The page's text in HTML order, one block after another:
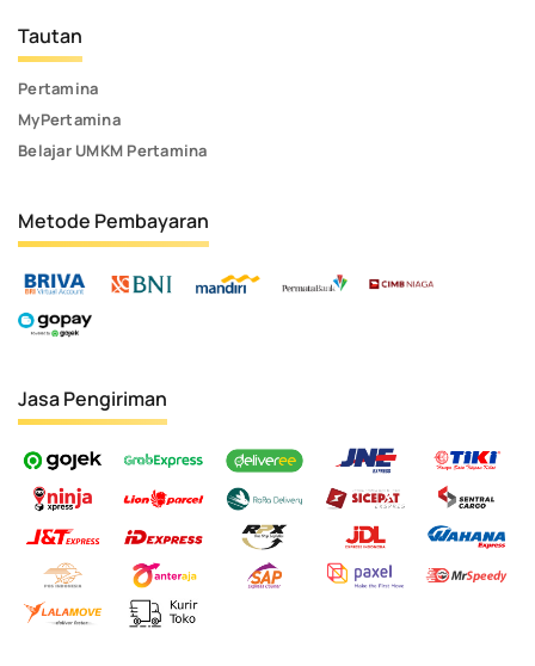
Tautan
Pertamina
MyPertamina
Belajar UMKM Pertamina
Metode Pembayaran
Jasa Pengiriman